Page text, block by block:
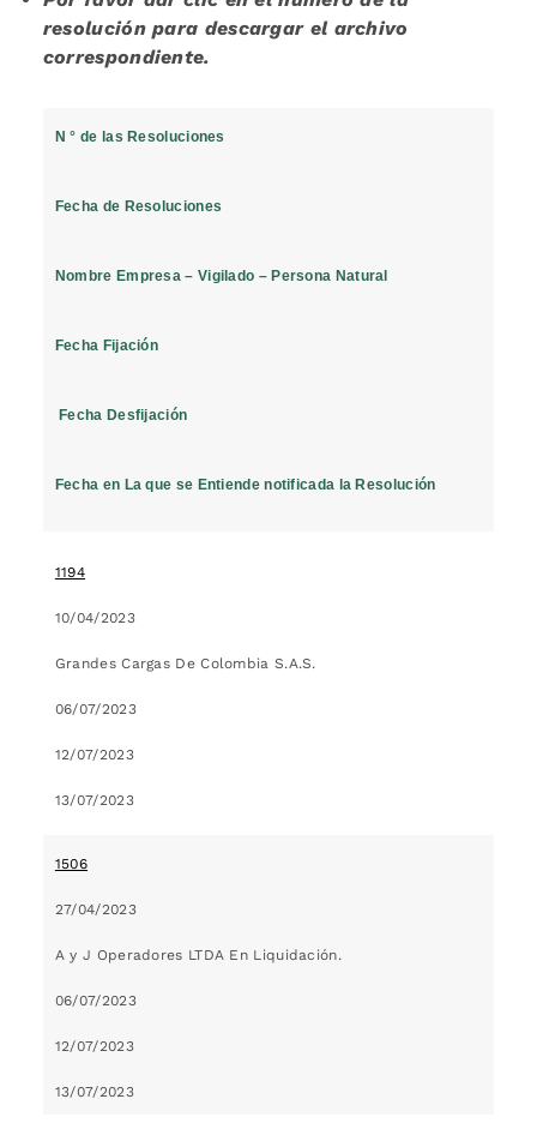
resolución para descargar el archivo
correspondiente.
N ° de las Resoluciones
Fecha de Resoluciones
Nombre Empresa – Vigilado – Persona Natural
Fecha Fijación
Fecha Desfijación
Fecha en La que se Entiende notificada la Resolución
1194
10/04/2023
Grandes Cargas De Colombia S.A.S.
06/07/2023
12/07/2023
13/07/2023
1506
27/04/2023
A y J Operadores LTDA En Liquidación.
06/07/2023
12/07/2023
13/07/2023